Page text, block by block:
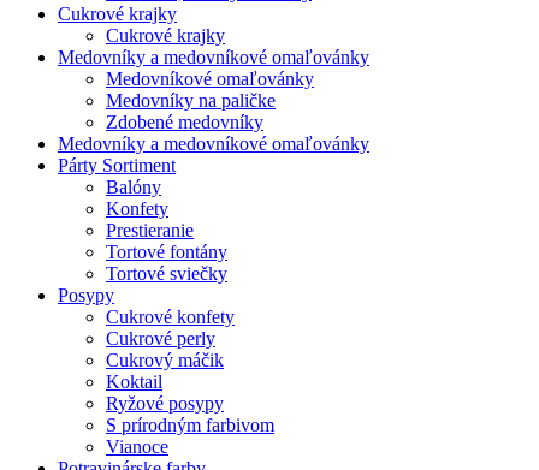
Cukrové krajky
Cukrové krajky
Medovníky a medovníkové omaľovánky
Medovníkové omaľovánky
Medovníky na paličke
Zdobené medovníky
Medovníky a medovníkové omaľovánky
Párty Sortiment
Balóny
Konfety
Prestieranie
Tortové fontány
Tortové sviečky
Posypy
Cukrové konfety
Cukrové perly
Cukrový máčik
Koktail
Ryžové posypy
S prírodným farbivom
Vianoce